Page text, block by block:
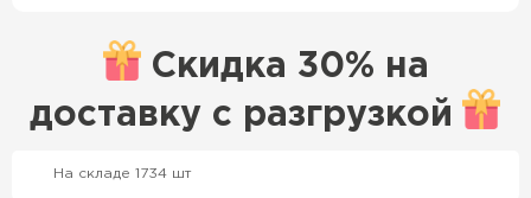
Скидка 30% на
доставку с разгрузкой
На складе 1734 шт